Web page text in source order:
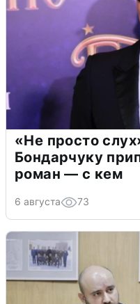
«Не просто
Бондарчуку
роман — с кем
6 августа 73